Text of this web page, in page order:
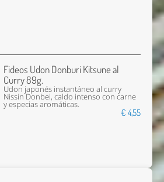
Fideos Udon Donburi Kitsune al
Curry 89g.
Udon japonés instantáneo al curry
Nissin Donbei, caldo intenso con carne
y especias aromáticas.
€ 4,55